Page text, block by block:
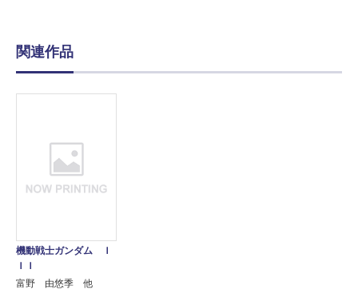
関連作品
機動戦士ガンダム Ｉ
ＩＩ
富野 由悠季 他